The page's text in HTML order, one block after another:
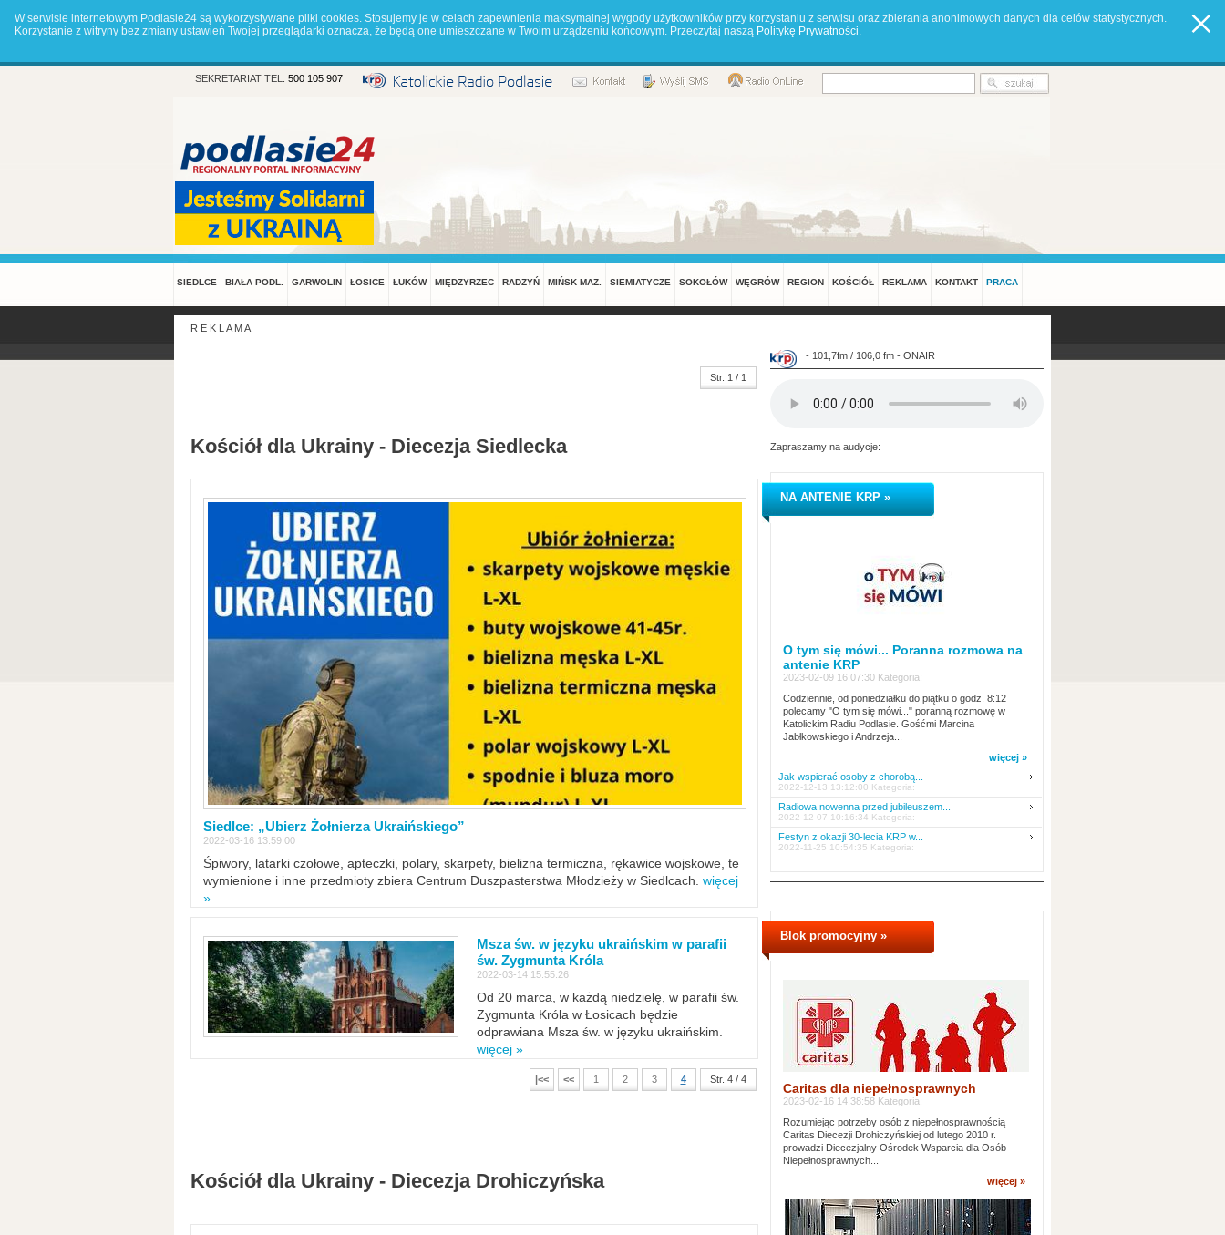
W serwisie internetowym Podlasie24 są wykorzystywane pliki cookies. Stosujemy je w celach zapewnienia maksymalnej wygody użytkowników przy korzystaniu z serwisu oraz zbierania anonimowych danych dla celów statystycznych.
Korzystanie z witryny bez zmiany ustawień Twojej przeglądarki oznacza, że będą one umieszczane w Twoim urządzeniu końcowym. Przeczytaj naszą Politykę Prywatności.
SEKRETARIAT TEL: 500 105 907
SIEDLCE BIAŁA PODL. GARWOLIN ŁOSICE ŁUKÓW MIĘDZYRZEC RADZYŃ MIŃSK MAZ. SIEMIATYCZE SOKOŁÓW WĘGRÓW REGION KOŚCIÓŁ REKLAMA KONTAKT PRACA
R E K L A M A
Str. 1 / 1
Kościół dla Ukrainy - Diecezja Siedlecka
Siedlce: „Ubierz Żołnierza Ukraińskiego”
2022-03-16 13:59:00
Śpiwory, latarki czołowe, apteczki, polary, skarpety, bielizna termiczna, rękawice wojskowe, te
wymienione i inne przedmioty zbiera Centrum Duszpasterstwa Młodzieży w Siedlcach. więcej
»
Msza św. w języku ukraińskim w parafii
św. Zygmunta Króla
2022-03-14 15:55:26
Od 20 marca, w każdą niedzielę, w parafii św.
Zygmunta Króla w Łosicach będzie
odprawiana Msza św. w języku ukraińskim.
więcej »
|<< << 1 2 3 4 Str. 4 / 4
Kościół dla Ukrainy - Diecezja Drohiczyńska
- 101,7fm / 106,0 fm - ONAIR
Zapraszamy na audycje:
NA ANTENIE KRP »
O tym się mówi... Poranna rozmowa na
antenie KRP
2023-02-09 16:07:30 Kategoria:
Codziennie, od poniedziałku do piątku o godz. 8:12
polecamy "O tym się mówi..." poranną rozmowę w
Katolickim Radiu Podlasie. Gośćmi Marcina
Jabłkowskiego i Andrzeja...
więcej »
Jak wspierać osoby z chorobą...
2022-12-13 13:12:00 Kategoria:
Radiowa nowenna przed jubileuszem...
2022-12-07 10:16:34 Kategoria:
Festyn z okazji 30-lecia KRP w...
2022-11-25 10:54:35 Kategoria:
Blok promocyjny »
Caritas dla niepełnosprawnych
2023-02-16 14:38:58 Kategoria:
Rozumiejąc potrzeby osób z niepełnosprawnością
Caritas Diecezji Drohiczyńskiej od lutego 2010 r.
prowadzi Diecezjalny Ośrodek Wsparcia dla Osób
Niepełnosprawnych...
więcej »